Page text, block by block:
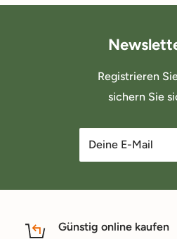
Registrieren
sichern Sie
Deine E-Mail
Günstig online kaufen